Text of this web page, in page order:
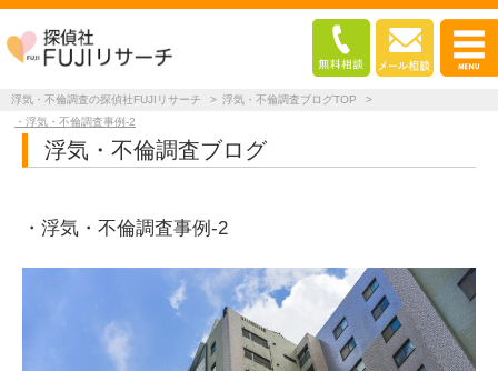
浮気・不倫調査の探偵社FUJIリサーチ > 浮気・不倫調査ブログTOP
>
・浮気・不倫調査事例-2
浮気・不倫調査ブログ
・浮気・不倫調査事例-2